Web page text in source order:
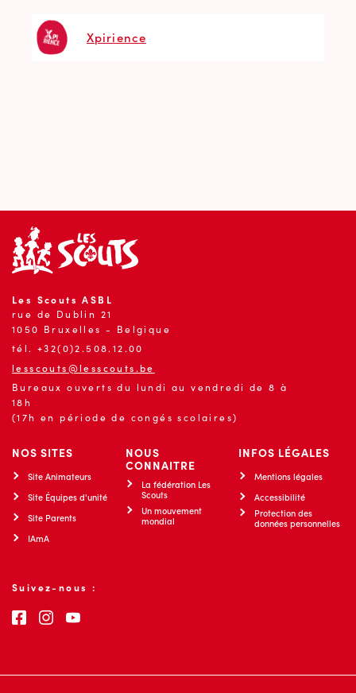
Xpirience
Les Scouts ASBL
rue de Dublin 21
1050 Bruxelles - Belgique
tél. +32(0)2.508.12.00
lesscouts@lesscouts.be
Bureaux ouverts du lundi au vendredi de 8 à
18h
(17h en période de congés scolaires)
NOS SITES
Site Animateurs
Site Équipes d'unité
Site Parents
IAmA
NOUS
CONNAITRE
La fédération Les
Scouts
Un mouvement
mondial
INFOS LÉGALES
Mentions légales
Accessibilité
Protection des
données personnelles
Suivez-nous :
Consultez notre page Facebook
Consultez notre page Instagram
Consultez notre chaîne Youtube